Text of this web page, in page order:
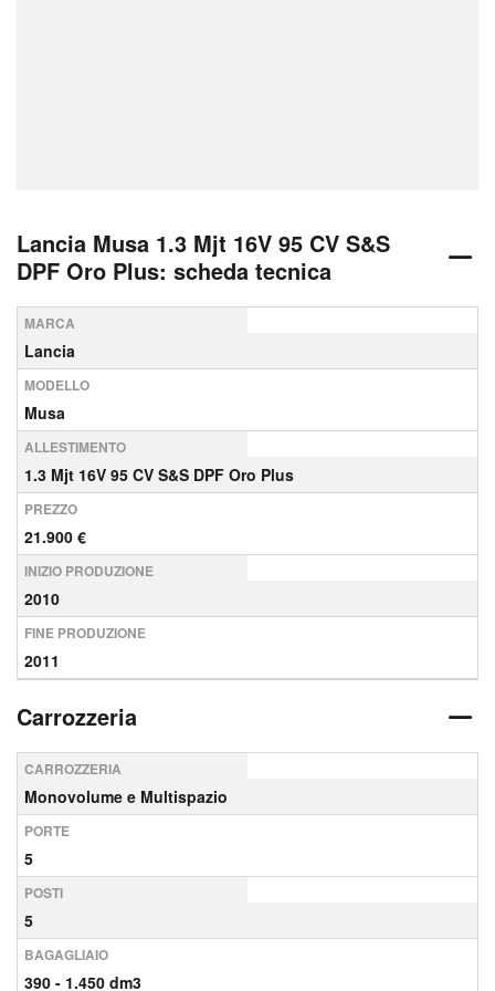
Lancia Musa 1.3 Mjt 16V 95 CV S&S
DPF Oro Plus: scheda tecnica
MARCA
Lancia
MODELLO
Musa
ALLESTIMENTO
1.3 Mjt 16V 95 CV S&S DPF Oro Plus
PREZZO
21.900 €
INIZIO PRODUZIONE
2010
FINE PRODUZIONE
2011
Carrozzeria
CARROZZERIA
Monovolume e Multispazio
PORTE
5
POSTI
5
BAGAGLIAIO
390 - 1.450 dm3